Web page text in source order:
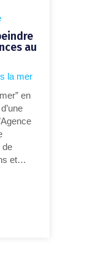
au
la mer
en
de
et…